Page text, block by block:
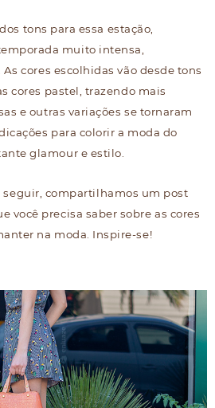
tons para essa estação,
muito intensa,
cores escolhidas vão desde tons
cores pastel, trazendo mais
e outras variações se tornaram
para colorir a moda do
glamour e estilo.
seguir, compartilhamos um post
você precisa saber sobre as cores
na moda. Inspire-se!